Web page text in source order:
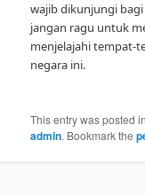
wajib dikunjungi bagi
jangan ragu untuk
menjelajahi tempat-
negara ini.
This entry was posted
admin. Bookmark the